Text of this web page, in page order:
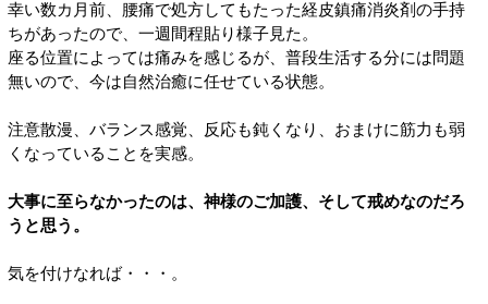
幸い数カ月前、腰痛で処方してもたった経皮鎮痛消炎剤の手持
ちがあったので、一週間程貼り様子見た。
座る位置によっては痛みを感じるが、普段生活する分には問題
無いので、今は自然治癒に任せている状態。
注意散漫、バランス感覚、反応も鈍くなり、おまけに筋力も弱
くなっていることを実感。
大事に至らなかったのは、神様のご加護、そして戒めなのだろ
うと思う。
気を付けなれば・・・。